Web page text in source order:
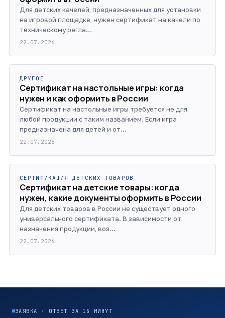
Для детских качелей, предназначенных для установки
на игровой площадке, нужен сертификат на качели по
техническому регла…
22.07.2026
ДРУГОЕ
Сертификат на настольные игры: когда
нужен и как оформить в России
Сертификат на настольные игры требуется не для
любой продукции с таким названием. Если игра
предназначена для детей и от…
22.07.2026
СЕРТИФИКАЦИЯ ДЕТСКИХ ТОВАРОВ
Сертификат на детские товары: когда
нужен, какие документы оформить в России
Для детских товаров в России не существует одного
универсального сертификата. В зависимости от
назначения продукции, воз…
22.07.2026
ЗАЯВКА · ОТВЕТ ЗА 15 МИНУТ